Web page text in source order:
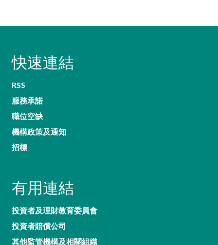
快速連結
RSS
服務承諾
職位空缺
機構政策及通知
招標
有用連結
投資者及理財教育委員會
投資者賠償公司
其他監管機構及相關組織